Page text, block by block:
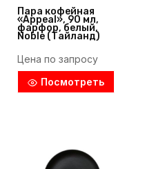
Пара кофейная
«Appeal», 90 мл,
фарфор, белый,
Noble (Тайланд)
Цена по запросу
Посмотреть